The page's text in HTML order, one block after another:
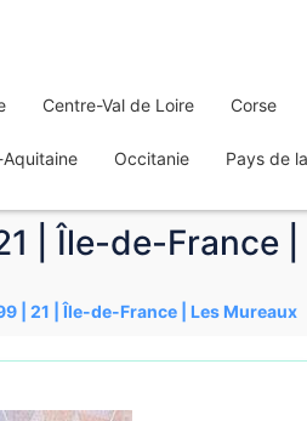
Centre-Val de Loire Corse
Occitanie Pays de
| Île-de-France
| 21 | Île-de-France | Les Mureaux